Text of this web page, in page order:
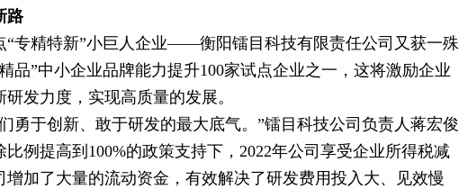
路
“专精特新”小巨人企业——衡阳镭目科技有限责任公司又获一殊
品”中小企业品牌能力提升100家试点企业之一，这将激励企业
发力度，实现高质量的发展。
勇于创新、敢于研发的最大底气。”镭目科技公司负责人蒋宏俊
例提高到100%的政策支持下，2022年公司享受企业所得税减
增加了大量的流动资金，有效解决了研发费用投入大、见效慢